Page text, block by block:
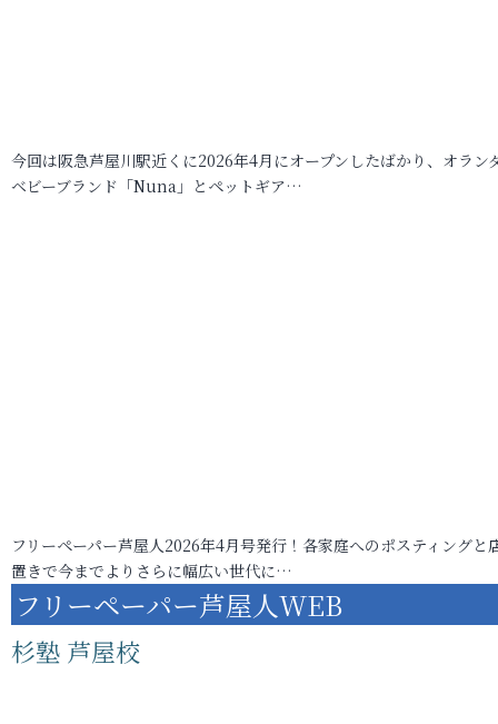
今回は阪急芦屋川駅近くに2026年4月にオープンしたばかり、オラン
ベビーブランド「Nuna」とペットギア…
フリーペーパー芦屋人2026年4月号発行！各家庭へのポスティングと
置きで今までよりさらに幅広い世代に…
フリーペーパー芦屋人WEB
杉塾 芦屋校